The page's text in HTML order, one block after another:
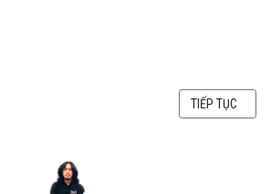
BIẾN] MƯA SAO BĂNG PERSEIDS 2014BÀI VIẾT KẾ
TIẾP TỤC